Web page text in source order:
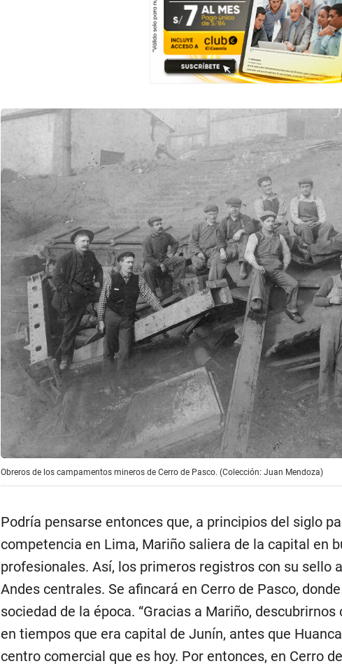
Obreros de los campamentos mineros de Cerro de Pasco. (Colección: Juan Mendoza)
Podría pensarse entonces que, a principios del siglo
competencia en Lima, Mariño saliera de la capital en
profesionales. Así, los primeros registros con su sello
Andes centrales. Se afincará en Cerro de Pasco,
sociedad de la época. “Gracias a Mariño,
en tiempos que era capital de Junín, antes que
centro comercial que es hoy. Por entonces, en Cerro